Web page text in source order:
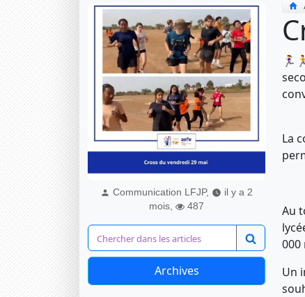
Communication LFJP,
il y a 2
mois,
487
Archives
La
Au
000
Un